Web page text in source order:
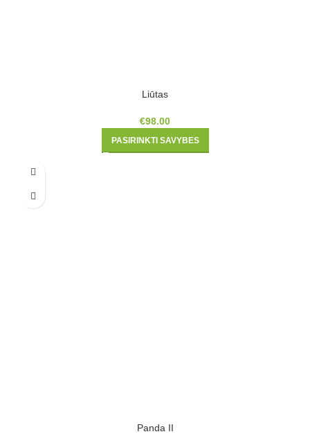
Liūtas
€98.00
PASIRINKTI SAVYBES
Panda II